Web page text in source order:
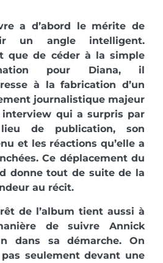
a d’abord le mérite de
un angle intelligent.
que de céder à la simple
pour Diana, il
à la fabrication d’un
journalistique majeur
interview qui a surpris par
de publication, son
et les réactions qu’elle a
Ce déplacement du
donne tout de suite de la
au récit.
de l’album tient aussi à
de suivre Annick
dans sa démarche. On
pas seulement devant une